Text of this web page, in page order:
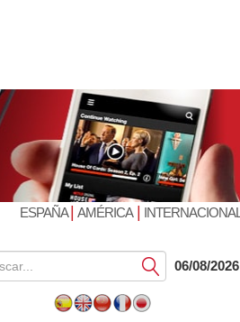
ESPAÑA| AMÉRICA| INTERNACIONAL
Submit06/08/2026